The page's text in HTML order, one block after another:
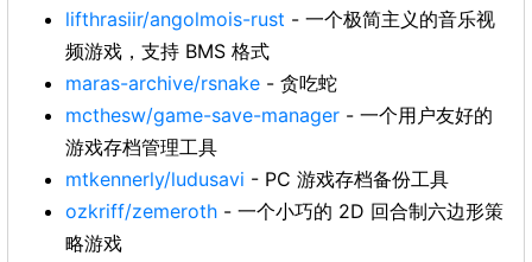
lifthrasiir/angolmois-rust - 一个极简主义的音乐视
频游戏，支持 BMS 格式
maras-archive/rsnake - 贪吃蛇
mcthesw/game-save-manager - 一个用户友好的
游戏存档管理工具
mtkennerly/ludusavi - PC 游戏存档备份工具
ozkriff/zemeroth - 一个小巧的 2D 回合制六边形策
略游戏